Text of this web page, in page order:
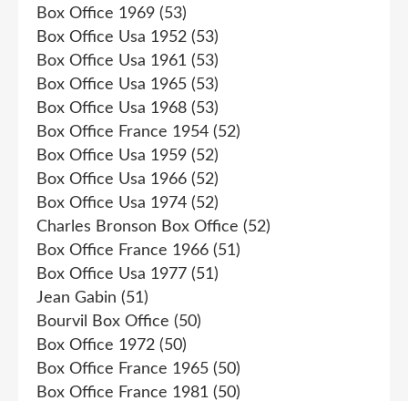
Box Office 1969 (53)
Box Office Usa 1952 (53)
Box Office Usa 1961 (53)
Box Office Usa 1965 (53)
Box Office Usa 1968 (53)
Box Office France 1954 (52)
Box Office Usa 1959 (52)
Box Office Usa 1966 (52)
Box Office Usa 1974 (52)
Charles Bronson Box Office (52)
Box Office France 1966 (51)
Box Office Usa 1977 (51)
Jean Gabin (51)
Bourvil Box Office (50)
Box Office 1972 (50)
Box Office France 1965 (50)
Box Office France 1981 (50)